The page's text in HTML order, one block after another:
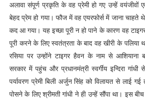
अलावा संपूर्ण प्रकृति के वह प्रेमी हो गए उन्हें वयंजीवों
बेहद प्रेम हो गया। फौज में वह एयरफोर्स में जाना
कद आ गया। यह इच्छा पूरी न हो पाने के कारण वह
पूरी करने के लिए स्वतंत्रता के बाद वह खीरी के पलिया
रसिया पर उन्होंने टाइगर हैवन के नाम से आशियाना
सरकार में पहुंच और प्रधानमंत्री स्वर्गीय इन्दिरा
पर्यावरण प्रेमी बिली अर्जुन सिंह को विलायत से लाई गई
पोसने के लिए श्रीमती गांधी ने ही उन्हें सौंपा था। इस